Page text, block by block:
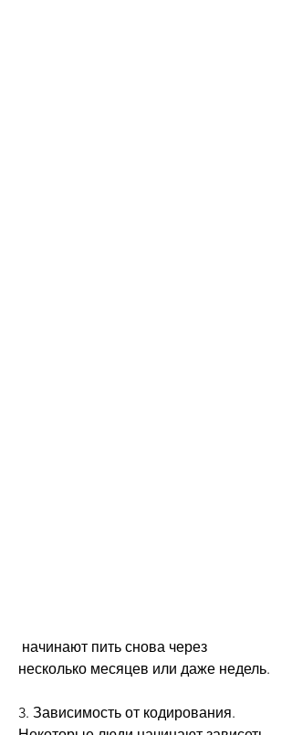
несколько месяцев или даже недель.
3. Зависимость от кодирования.